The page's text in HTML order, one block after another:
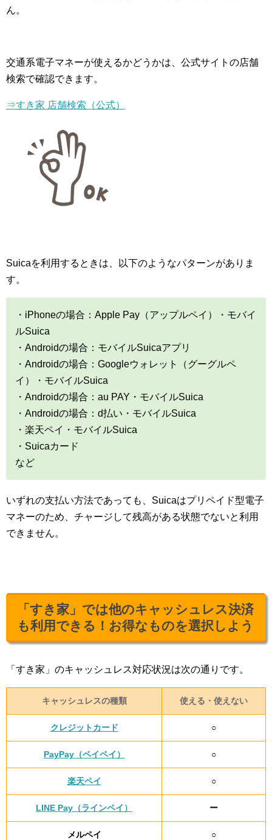
ん。
交通系電子マネーが使えるかどうかは、公式サイトの店舗
検索で確認できます。
⇒すき家 店舗検索（公式）
Suicaを利用するときは、以下のようなパターンがありま
す。
・iPhoneの場合：Apple Pay（アップルペイ）・モバイ
ルSuica
・Androidの場合：モバイルSuicaアプリ
・Androidの場合：Googleウォレット（グーグルペ
イ）・モバイルSuica
・Androidの場合：au PAY・モバイルSuica
・Androidの場合：d払い・モバイルSuica
・楽天ペイ・モバイルSuica
・Suicaカード
など
いずれの支払い方法であっても、Suicaはプリペイド型電子
マネーのため、チャージして残高がある状態でないと利用
できません。
「すき家」では他のキャッシュレス決済
も利用できる！お得なものを選択しよう
「すき家」のキャッシュレス対応状況は次の通りです。
キャッシュレスの種類 使える・使えない
クレジットカード ○
PayPay（ペイペイ） ○
楽天ペイ ○
LINE Pay（ラインペイ） ー
メルペイ ○